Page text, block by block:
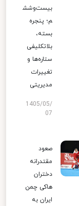
بیست‌وشش
م؛ پنجره
بسته،
بلاتکلیفی
ستاره‌ها و
تغییرات
مدیریتی
1405/05/
07
صعود
مقتدرانه
دختران
هاکی چمن
ایران به